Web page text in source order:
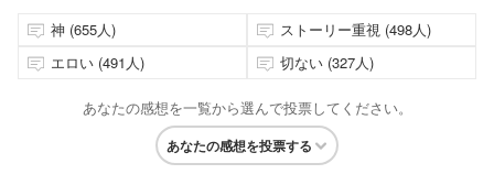
神 (655人)
ストーリー重視 (498人)
エロい (491人)
切ない (327人)
あなたの感想を一覧から選んで投票してください。
あなたの感想を投票する